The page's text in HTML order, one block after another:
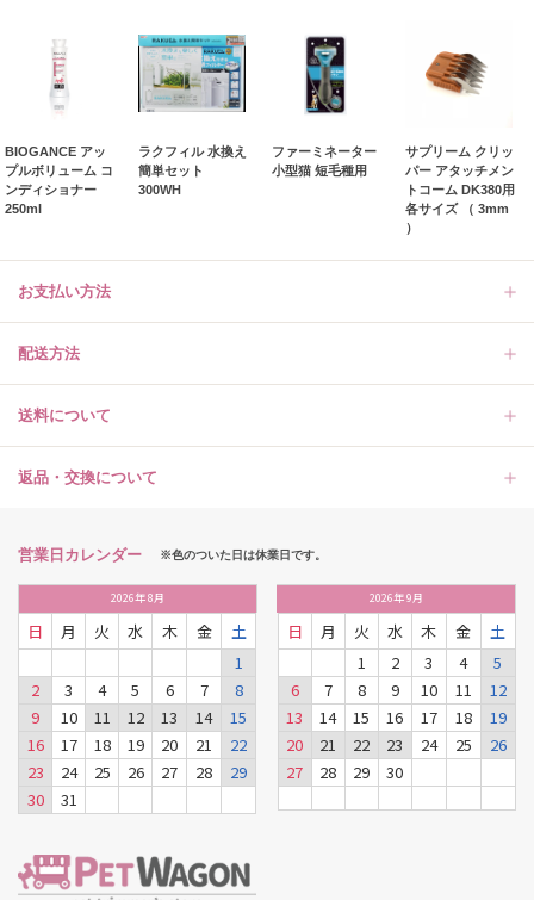
BIOGANCE アッ
プルボリューム コ
ンディショナー
250ml
ラクフィル 水換え
簡単セット
300WH
ファーミネーター
小型猫 短毛種用
サプリーム クリッ
パー アタッチメン
トコーム DK380用
各サイズ （ 3mm
）
お支払い方法
配送方法
送料について
返品・交換について
営業日カレンダー ※色のついた日は休業日です。
2026年8月
日 月 火 水 木 金
土
1
2
3 4 5 6 7
8
9
10 11 12 13 14
15
16
17 18 19 20 21
22
23
24 25 26 27 28
29
30
31
2026年9月
日 月 火 水 木 金
土
1
2 3 4
5
6
7 8 9 10 11
12
13
14 15 16 17 18
19
20
21 22 23 24 25
26
27
28 29 30